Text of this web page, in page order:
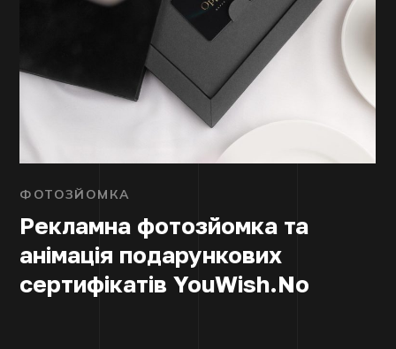
ФОТОЗЙОМКА
Рекламна фотозйомка та
анімація подарункових
сертифікатів YouWish.No